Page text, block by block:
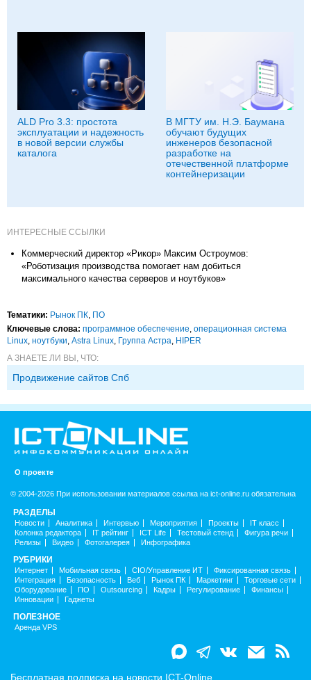
ALD Pro 3.3: простота
эксплуатации и надежность
в новой версии службы
каталога
В МГТУ им. Н.Э. Баумана
обучают будущих
инженеров безопасной
разработке на
отечественной платформе
контейнеризации
ИНТЕРЕСНЫЕ ССЫЛКИ
Коммерческий директор «Рикор» Максим Остроумов:
«Роботизация производства помогает нам добиться
максимального качества серверов и ноутбуков»
Тематики: Рынок ПК, ПО
Ключевые слова: программное обеспечение, операционная система
Linux, ноутбуки, Astra Linux, Группа Астра, HIPER
А ЗНАЕТЕ ЛИ ВЫ, ЧТО:
Продвижение сайтов Спб
О проекте
© 2004-2026 При использовании материалов ссылка на ict-online.ru обязательна
РАЗДЕЛЫ
Новости Аналитика Интервью Мероприятия Проекты
IT класс
Колонка редактора
IT рейтинг ICT Life Тестовый стенд
Фигура речи
Релизы
Видео Фотогалерея Инфографика
РУБРИКИ
Интернет Мобильная связь CIO/Управление ИТ
Фиксированная связь
Интеграция
Безопасность Веб Рынок ПК Маркетинг
Торговые сети
Оборудование
ПО Outsourcing Кадры Регулирование
Финансы
Инновации
Гаджеты
ПОЛЕЗНОЕ
Аренда VPS
Бесплатная подписка на новости ICT-Online